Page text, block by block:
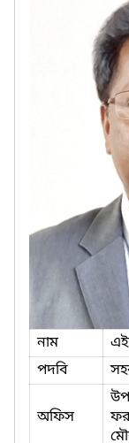
নাম
পদবি
অফিস